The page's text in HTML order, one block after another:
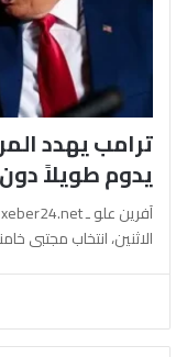
ترامب يهدد
يدوم طويلاً
الاثنين، انتخاب مجتبى